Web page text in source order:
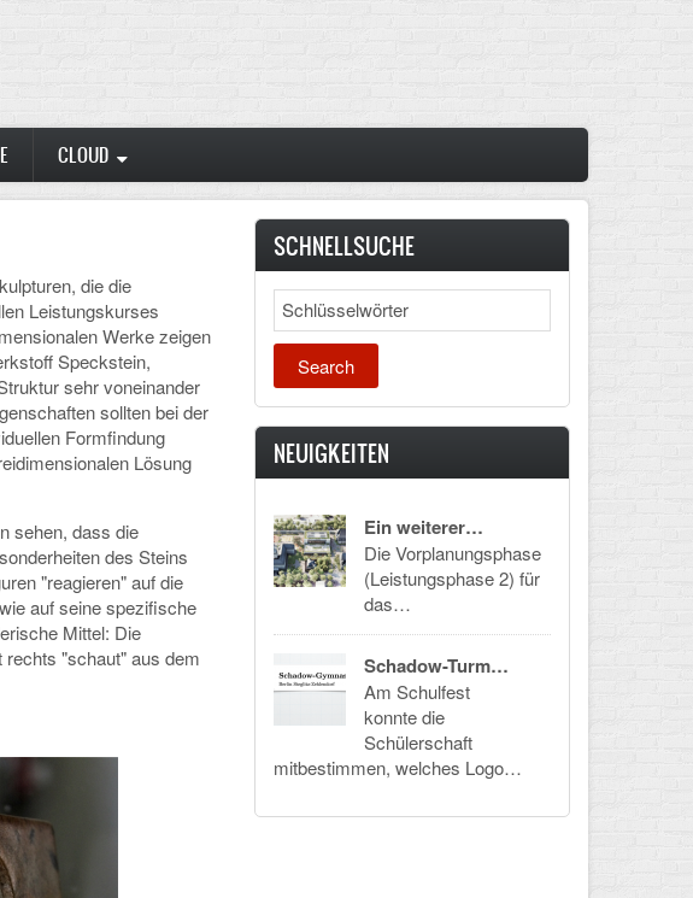
CLOUD
die die
Leistungskurses
Werke zeigen
Speckstein,
sehr voneinander
sollten bei der
Formfindung
Lösung
sehen, dass die
des Steins
"reagieren" auf die
auf seine spezifische
Mittel: Die
"schaut" aus dem
SCHNELLSUCHE
Search
NEUIGKEITEN
Ein weiterer…
Die Vorplanungsphase
(Leistungsphase 2) für
das…
Schadow-Turm…
Am Schulfest
konnte die
Schülerschaft
mitbestimmen, welches Logo…